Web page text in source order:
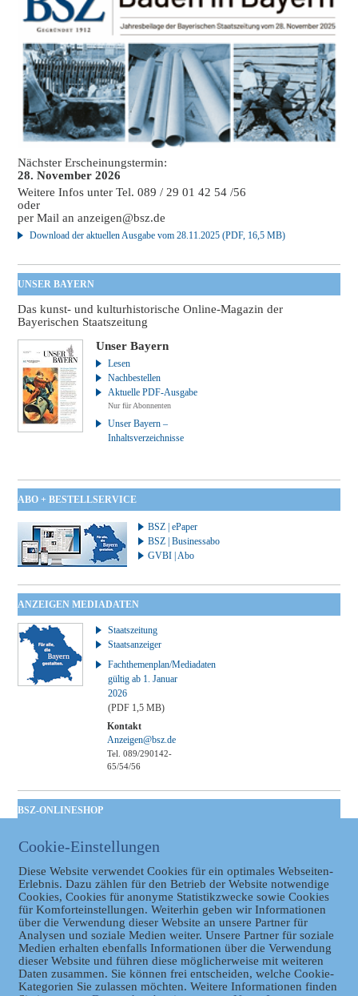
Nächster Erscheinungstermin:
28. November 2026
Weitere Infos unter Tel. 089 / 29 01 42 54 /56
oder
per Mail ananzeigen@bsz.de
Download der aktuellen Ausgabe vom 28.11.2025 (PDF, 16,5 MB)
UNSER BAYERN
Das kunst- und kulturhistorische Online-Magazin der
Bayerischen Staatszeitung
Unser Bayern
Lesen
Nachbestellen
Aktuelle PDF-Ausgabe
Nur für Abonnenten
Unser Bayern –
Inhaltsverzeichnisse
ABO + BESTELLSERVICE
BSZ | ePaper
BSZ | Businessabo
GVBI | Abo
ANZEIGEN MEDIADATEN
Staatszeitung
Staatsanzeiger
Fachthemenplan/Mediadaten
gültig ab 1. Januar
2026
(PDF 1,5 MB)
Kontakt
Anzeigen@bsz.de
Tel. 089/290142-
65/54/56
BSZ-ONLINESHOP
Taschenbuch
GVBl | Einbanddecke
Datenschutz
Cookie-Einstellungen
Diese Website verwendet Cookies für ein optimales Webseiten-
Erlebnis. Dazu zählen für den Betrieb der Website notwendige
Cookies, Cookies für anonyme Statistikzwecke sowie Cookies
für Komforteinstellungen. Weiterhin geben wir Informationen
über die Verwendung dieser Website an unsere Partner für
Analysen und soziale Medien weiter. Unsere Partner für soziale
Medien erhalten ebenfalls Informationen über die Verwendung
dieser Website und führen diese möglicherweise mit weiteren
Daten zusammen. Sie können frei entscheiden, welche Cookie-
Kategorien Sie zulassen möchten. Weitere Informationen finden